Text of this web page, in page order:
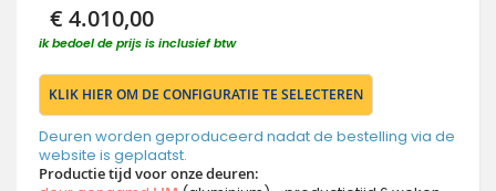
€ 4.010,00
ik bedoel de prijs is inclusief btw
KLIK HIER OM DE CONFIGURATIE TE SELECTEREN
Deuren worden geproduceerd nadat de bestelling via de
website is geplaatst.
Productie tijd voor onze deuren: